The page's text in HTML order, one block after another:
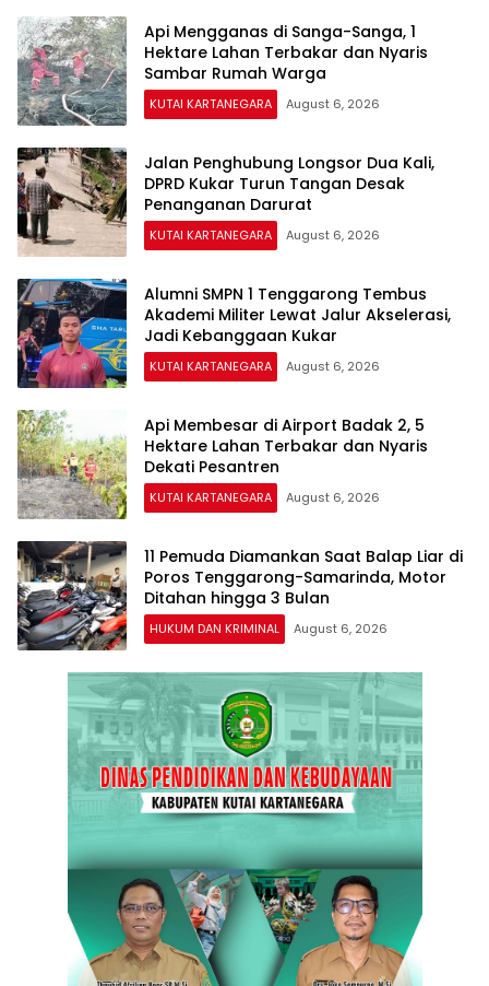
Api Mengganas di Sanga-Sanga, 1
Hektare Lahan Terbakar dan Nyaris
Sambar Rumah Warga
KUTAI KARTANEGARA August 6, 2026
Jalan Penghubung Longsor Dua Kali,
DPRD Kukar Turun Tangan Desak
Penanganan Darurat
KUTAI KARTANEGARA August 6, 2026
Alumni SMPN 1 Tenggarong Tembus
Akademi Militer Lewat Jalur Akselerasi,
Jadi Kebanggaan Kukar
KUTAI KARTANEGARA August 6, 2026
Api Membesar di Airport Badak 2, 5
Hektare Lahan Terbakar dan Nyaris
Dekati Pesantren
KUTAI KARTANEGARA August 6, 2026
11 Pemuda Diamankan Saat Balap Liar di
Poros Tenggarong-Samarinda, Motor
Ditahan hingga 3 Bulan
HUKUM DAN KRIMINAL August 6, 2026